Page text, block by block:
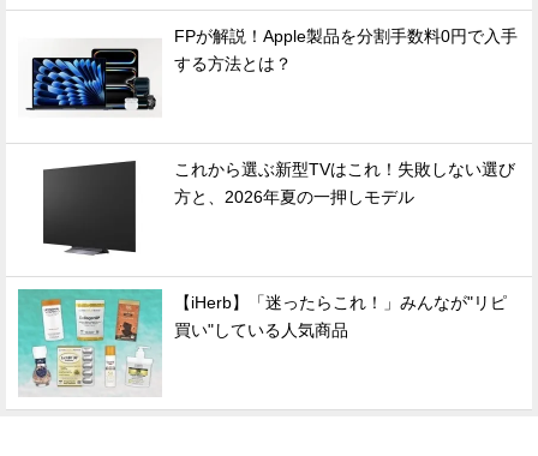
FPが解説！Apple製品を分割手数料0円で入手
する方法とは？
これから選ぶ新型TVはこれ！失敗しない選び
方と、2026年夏の一押しモデル
【iHerb】「迷ったらこれ！」みんなが"リピ
買い"している人気商品